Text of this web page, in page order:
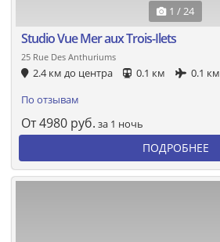
1 / 24
Studio Vue Mer aux Trois-Ilets
25 Rue Des Anthuriums
2.4 км до центра 0.1 км
0.1 км
По отзывам
От4980 руб. за 1 ночь
ПОДРОБНЕЕ